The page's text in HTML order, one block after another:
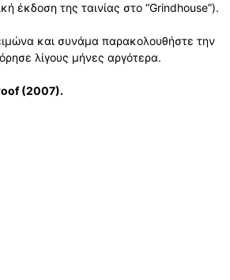
έκδοση της ταινίας στο “Grindhouse”).
και συνάμα παρακολουθήστε την
λίγους μήνες αργότερα.
(2007).